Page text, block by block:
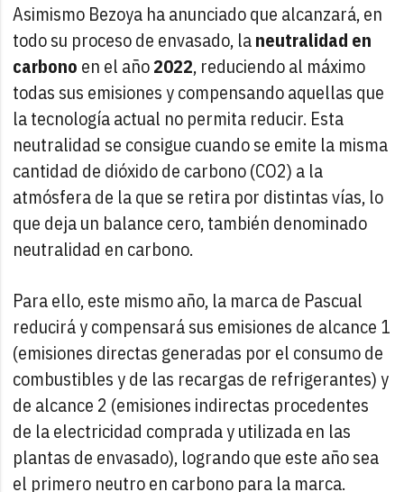
Asimismo Bezoya ha anunciado que alcanzará, en
todo su proceso de envasado, laneutralidad en
carbono en el año2022, reduciendo al máximo
todas sus emisiones y compensando aquellas que
la tecnología actual no permita reducir. Esta
neutralidad se consigue cuando se emite la misma
cantidad de dióxido de carbono (CO2) a la
atmósfera de la que se retira por distintas vías, lo
que deja un balance cero, también denominado
neutralidad en carbono.
Para ello, este mismo año, la marca de Pascual
reducirá y compensará sus emisiones de alcance 1
(emisiones directas generadas por el consumo de
combustibles y de las recargas de refrigerantes) y
de alcance 2 (emisiones indirectas procedentes
de la electricidad comprada y utilizada en las
plantas de envasado), logrando que este año sea
el primero neutro en carbono para la marca.